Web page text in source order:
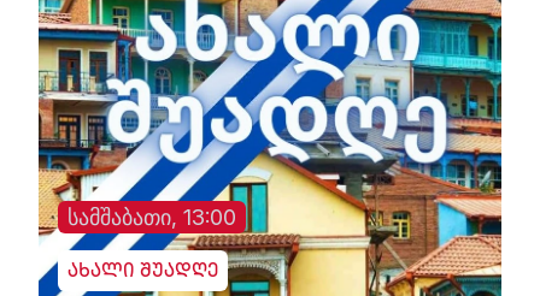
სამშაბათი, 13:00
ახალი შუადღე